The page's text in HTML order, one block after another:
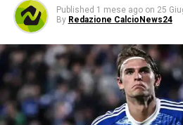
Published 1 mese ago on 25
By Redazione CalcioNews24